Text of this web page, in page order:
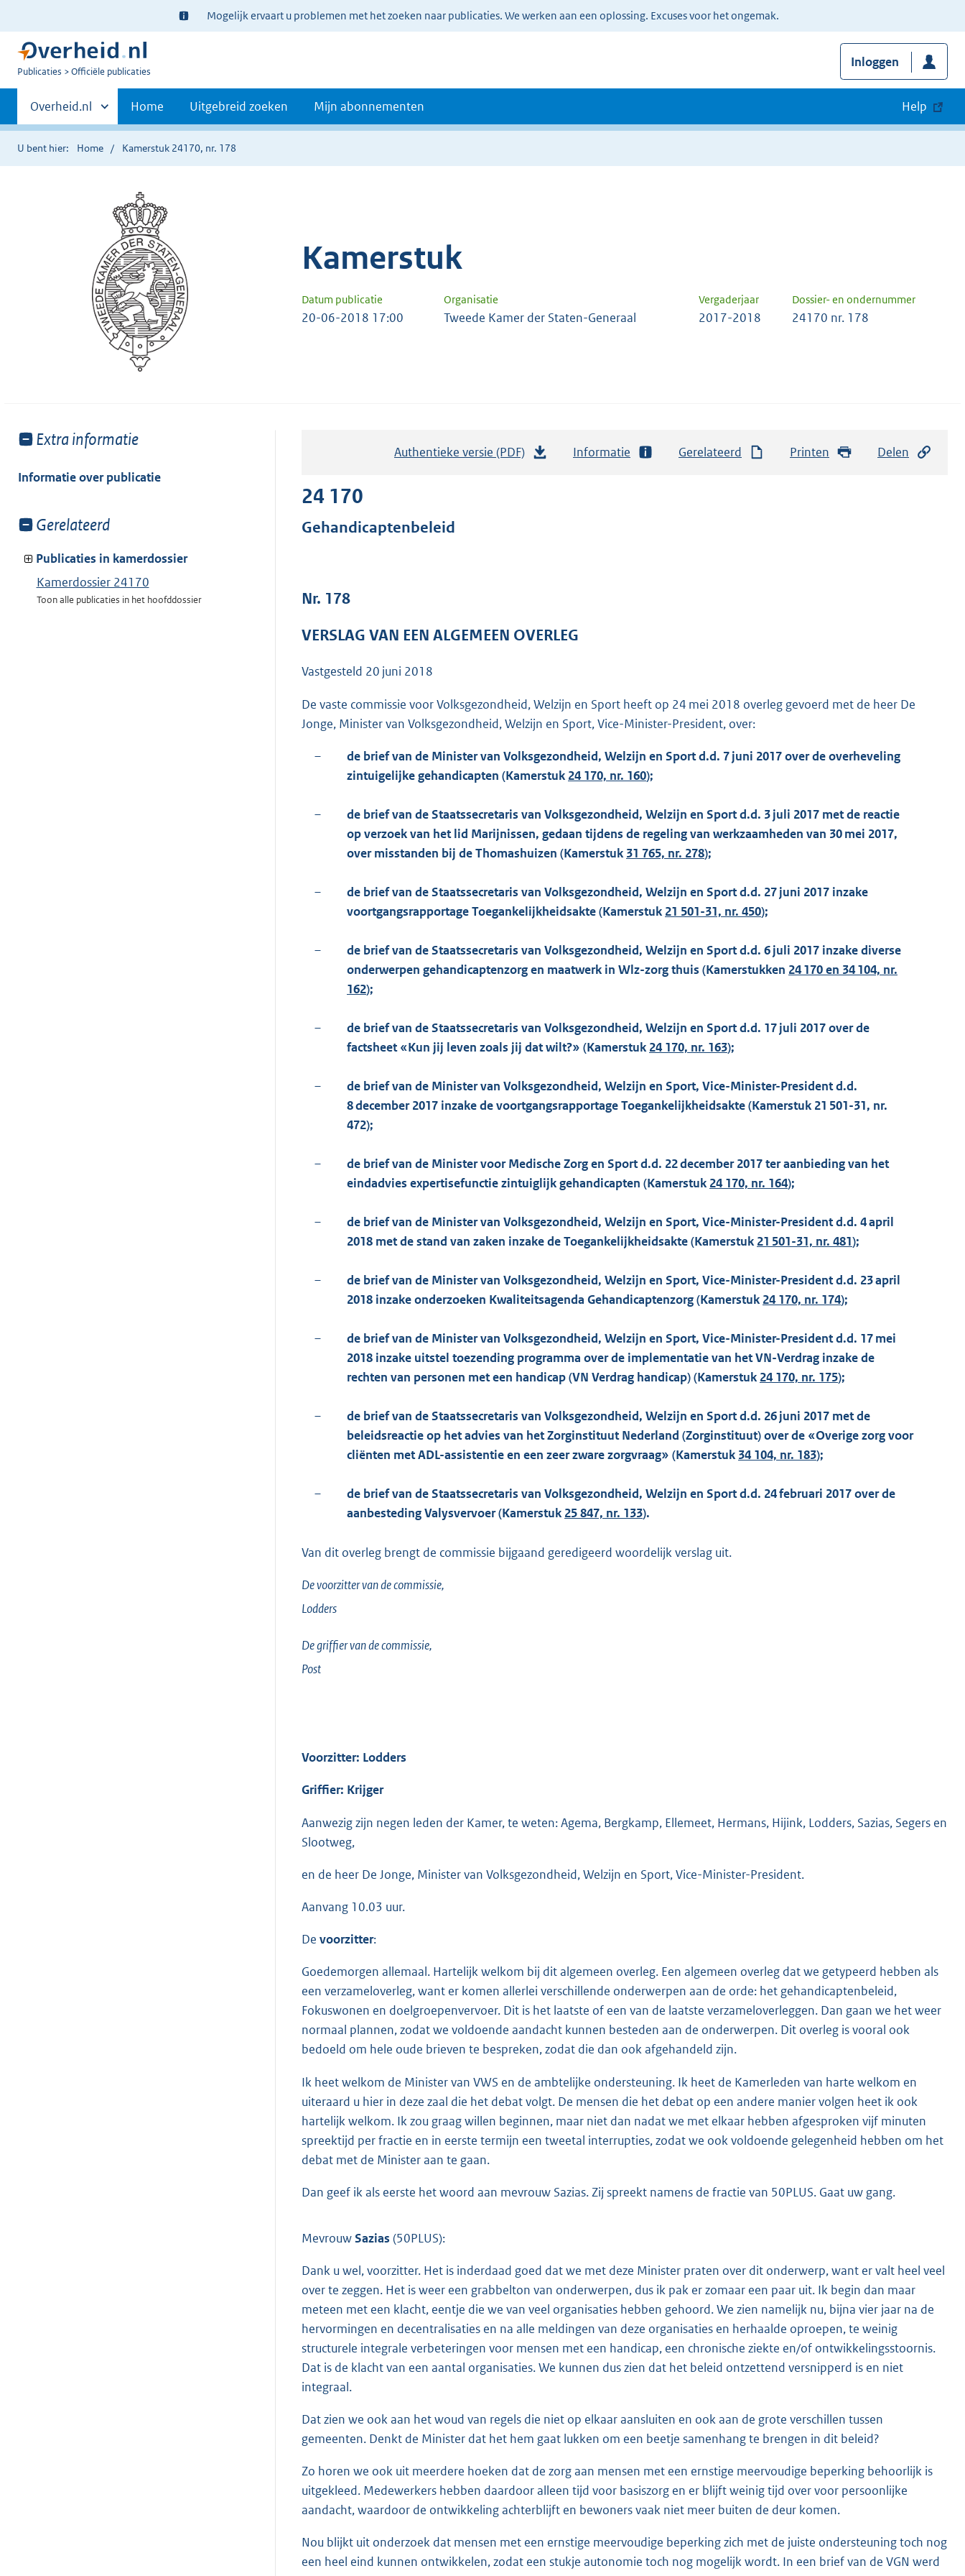
Ter
informatie:
Mogelijk ervaart u problemen met het zoeken naar publicaties. We werken aan een oplossing. Excuses voor het ongemak.
U
Publicaties Officiële publicaties
Inloggen
Primaire
navigatie
Andere
sites
binnen
Overheid.nl Home Uitgebreid zoeken Mijn abonnementen Help
U bent hier: Home Kamerstuk 24170, nr. 178
Kamerstuk
Datum publicatie Organisatie Vergaderjaar Dossier- en ondernummer
20-06-2018 17:00 Tweede Kamer der Staten-Generaal 2017-2018 24170 nr. 178
Toon
van:
Extra informatie
Informatie over publicatie
Toon
van:
Gerelateerd
Publicaties in kamerdossier
Kamerdossier 24170
Toon alle publicaties in het hoofddossier
Authentieke versie (PDF)
r
t
e
1
6
K
b
Informatie Gerelateerd Printen Delen
24 170
Gehandicaptenbeleid
Nr. 178
VERSLAG VAN EEN ALGEMEEN OVERLEG
Vastgesteld 20 juni 2018
De vaste commissie voor Volksgezondheid, Welzijn en Sport heeft op 24 mei 2018 overleg gevoerd met de heer De
Jonge, Minister van Volksgezondheid, Welzijn en Sport, Vice-Minister-President, over:
–
de brief van de Minister van Volksgezondheid, Welzijn en Sport d.d. 7 juni 2017 over de overheveling
zintuigelijke gehandicapten (Kamerstuk 24 170, nr. 160);
–
de brief van de Staatssecretaris van Volksgezondheid, Welzijn en Sport d.d. 3 juli 2017 met de reactie
op verzoek van het lid Marijnissen, gedaan tijdens de regeling van werkzaamheden van 30 mei 2017,
over misstanden bij de Thomashuizen (Kamerstuk 31 765, nr. 278);
–
de brief van de Staatssecretaris van Volksgezondheid, Welzijn en Sport d.d. 27 juni 2017 inzake
voortgangsrapportage Toegankelijkheidsakte (Kamerstuk 21 501-31, nr. 450);
–
de brief van de Staatssecretaris van Volksgezondheid, Welzijn en Sport d.d. 6 juli 2017 inzake diverse
onderwerpen gehandicaptenzorg en maatwerk in Wlz-zorg thuis (Kamerstukken 24 170 en 34 104, nr.
162);
–
de brief van de Staatssecretaris van Volksgezondheid, Welzijn en Sport d.d. 17 juli 2017 over de
factsheet «Kun jij leven zoals jij dat wilt?» (Kamerstuk 24 170, nr. 163);
–
de brief van de Minister van Volksgezondheid, Welzijn en Sport, Vice-Minister-President d.d.
8 december 2017 inzake de voortgangsrapportage Toegankelijkheidsakte (Kamerstuk 21 501-31, nr.
472);
–
de brief van de Minister voor Medische Zorg en Sport d.d. 22 december 2017 ter aanbieding van het
eindadvies expertisefunctie zintuiglijk gehandicapten (Kamerstuk 24 170, nr. 164);
–
de brief van de Minister van Volksgezondheid, Welzijn en Sport, Vice-Minister-President d.d. 4 april
2018 met de stand van zaken inzake de Toegankelijkheidsakte (Kamerstuk 21 501-31, nr. 481);
–
de brief van de Minister van Volksgezondheid, Welzijn en Sport, Vice-Minister-President d.d. 23 april
2018 inzake onderzoeken Kwaliteitsagenda Gehandicaptenzorg (Kamerstuk 24 170, nr. 174);
–
de brief van de Minister van Volksgezondheid, Welzijn en Sport, Vice-Minister-President d.d. 17 mei
2018 inzake uitstel toezending programma over de implementatie van het VN-Verdrag inzake de
rechten van personen met een handicap (VN Verdrag handicap) (Kamerstuk 24 170, nr. 175);
–
de brief van de Staatssecretaris van Volksgezondheid, Welzijn en Sport d.d. 26 juni 2017 met de
beleidsreactie op het advies van het Zorginstituut Nederland (Zorginstituut) over de «Overige zorg voor
cliënten met ADL-assistentie en een zeer zware zorgvraag» (Kamerstuk 34 104, nr. 183);
–
de brief van de Staatssecretaris van Volksgezondheid, Welzijn en Sport d.d. 24 februari 2017 over de
aanbesteding Valysvervoer (Kamerstuk 25 847, nr. 133).
Van dit overleg brengt de commissie bijgaand geredigeerd woordelijk verslag uit.
De voorzitter van de commissie,
Lodders
De griffier van de commissie,
Post
Voorzitter: Lodders
Griffier: Krijger
Aanwezig zijn negen leden der Kamer, te weten: Agema, Bergkamp, Ellemeet, Hermans, Hijink, Lodders, Sazias, Segers en
Slootweg,
en de heer De Jonge, Minister van Volksgezondheid, Welzijn en Sport, Vice-Minister-President.
Aanvang 10.03 uur.
De voorzitter:
Goedemorgen allemaal. Hartelijk welkom bij dit algemeen overleg. Een algemeen overleg dat we getypeerd hebben als
een verzameloverleg, want er komen allerlei verschillende onderwerpen aan de orde: het gehandicaptenbeleid,
Fokuswonen en doelgroepenvervoer. Dit is het laatste of een van de laatste verzameloverleggen. Dan gaan we het weer
normaal plannen, zodat we voldoende aandacht kunnen besteden aan de onderwerpen. Dit overleg is vooral ook
bedoeld om hele oude brieven te bespreken, zodat die dan ook afgehandeld zijn.
Ik heet welkom de Minister van VWS en de ambtelijke ondersteuning. Ik heet de Kamerleden van harte welkom en
uiteraard u hier in deze zaal die het debat volgt. De mensen die het debat op een andere manier volgen heet ik ook
hartelijk welkom. Ik zou graag willen beginnen, maar niet dan nadat we met elkaar hebben afgesproken vijf minuten
spreektijd per fractie en in eerste termijn een tweetal interrupties, zodat we ook voldoende gelegenheid hebben om het
debat met de Minister aan te gaan.
Dan geef ik als eerste het woord aan mevrouw Sazias. Zij spreekt namens de fractie van 50PLUS. Gaat uw gang.
MevrouwSazias (50PLUS):
Dank u wel, voorzitter. Het is inderdaad goed dat we met deze Minister praten over dit onderwerp, want er valt heel veel
over te zeggen. Het is weer een grabbelton van onderwerpen, dus ik pak er zomaar een paar uit. Ik begin dan maar
meteen met een klacht, eentje die we van veel organisaties hebben gehoord. We zien namelijk nu, bijna vier jaar na de
hervormingen en decentralisaties en na alle meldingen van deze organisaties en herhaalde oproepen, te weinig
structurele integrale verbeteringen voor mensen met een handicap, een chronische ziekte en/of ontwikkelingsstoornis.
Dat is de klacht van een aantal organisaties. We kunnen dus zien dat het beleid ontzettend versnipperd is en niet
integraal.
Dat zien we ook aan het woud van regels die niet op elkaar aansluiten en ook aan de grote verschillen tussen
gemeenten. Denkt de Minister dat het hem gaat lukken om een beetje samenhang te brengen in dit beleid?
Zo horen we ook uit meerdere hoeken dat de zorg aan mensen met een ernstige meervoudige beperking behoorlijk is
uitgekleed. Medewerkers hebben daardoor alleen tijd voor basiszorg en er blijft weinig tijd over voor persoonlijke
aandacht, waardoor de ontwikkeling achterblijft en bewoners vaak niet meer buiten de deur komen.
Nou blijkt uit onderzoek dat mensen met een ernstige meervoudige beperking zich met de juiste ondersteuning toch nog
een heel eind kunnen ontwikkelen, zodat een stukje autonomie toch nog mogelijk wordt. In een brief van de VGN werd